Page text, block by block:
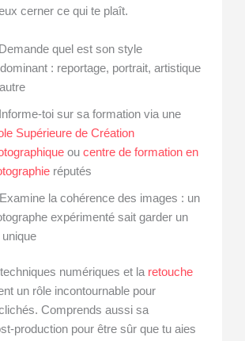
cerner ce qui te plaît.
quel est son style
: reportage, portrait, artistique
toi sur sa formation via une
Supérieure de Création
ou centre de formation en
réputés
la cohérence des images : un
expérimenté sait garder un
unique
numériques et la retouche
un rôle incontournable pour
Comprends aussi sa
production pour être sûr que tu aies